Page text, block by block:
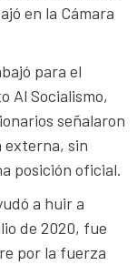
en la Cámara
para el
Al Socialismo,
señalaron
externa, sin
posición oficial.
a huir a
de 2020, fue
por la fuerza